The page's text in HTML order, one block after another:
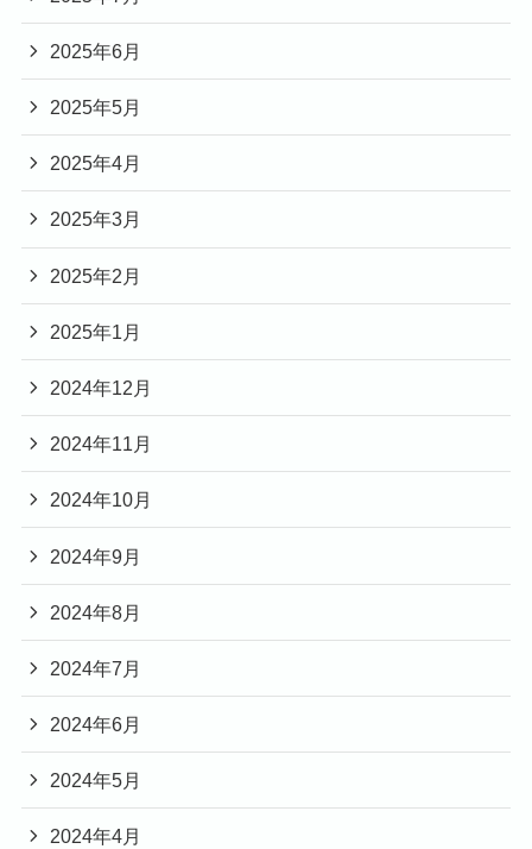
2025年6月
2025年5月
2025年4月
2025年3月
2025年2月
2025年1月
2024年12月
2024年11月
2024年10月
2024年9月
2024年8月
2024年7月
2024年6月
2024年5月
2024年4月